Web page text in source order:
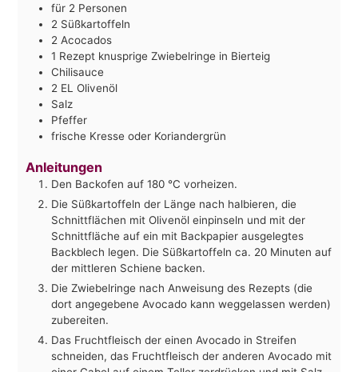
für 2 Personen
2 Süßkartoffeln
2 Acocados
1 Rezept knusprige Zwiebelringe in Bierteig
Chilisauce
2 EL Olivenöl
Salz
Pfeffer
frische Kresse oder Koriandergrün
Anleitungen
Den Backofen auf 180 °C vorheizen.
Die Süßkartoffeln der Länge nach halbieren, die
Schnittflächen mit Olivenöl einpinseln und mit der
Schnittfläche auf ein mit Backpapier ausgelegtes
Backblech legen. Die Süßkartoffeln ca. 20 Minuten auf
der mittleren Schiene backen.
Die Zwiebelringe nach Anweisung des Rezepts (die
dort angegebene Avocado kann weggelassen werden)
zubereiten.
Das Fruchtfleisch der einen Avocado in Streifen
schneiden, das Fruchtfleisch der anderen Avocado mit